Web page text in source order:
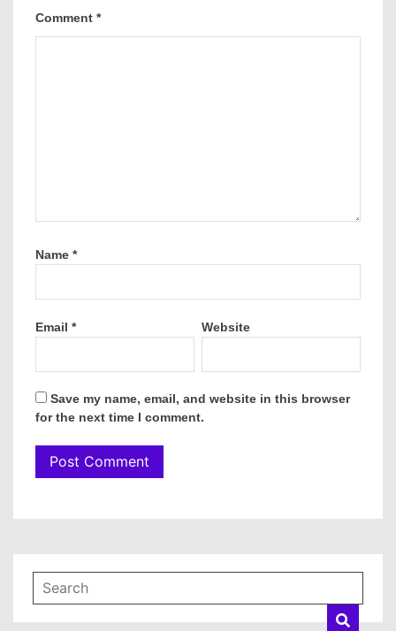
Comment *
Name *
Email * Website
Save my name, email, and website in this browser
for the next time I comment.